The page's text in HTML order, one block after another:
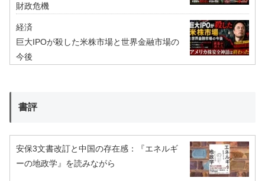
財政危機
経済
巨大IPOが殺した米株市場と世界金融市場の
今後
書評
安保3文書改訂と中国の存在感：『エネルギ
ーの地政学』を読みながら